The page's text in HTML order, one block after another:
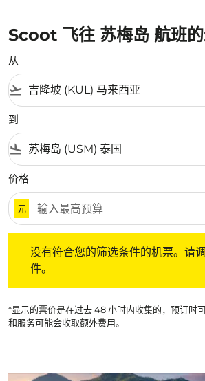
Scoot 飞往 苏梅岛 航班
从
flight_takeoff
到
flight_land
价格
元
没有符合您的筛选条件的机票。请
件。
*显示的票价是在过去 48 小时内收集的，预订时
和服务可能会收取额外费用。